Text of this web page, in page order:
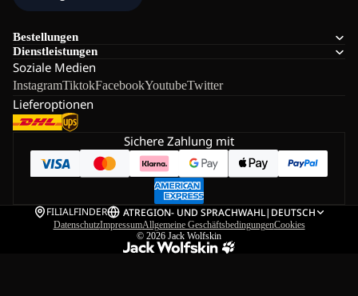
Bestellungen
Dienstleistungen
Soziale Medien
InstagramTiktokFacebookYoutubeTwitter
Lieferoptionen
Sichere Zahlung mit
FILIALFINDER ATREGION- UND SPRACHWAHL| DEUTSCH
DatenschutzImpressumAllgemeine GeschäftsbedingungenCookies
© 2026 Jack Wolfskin